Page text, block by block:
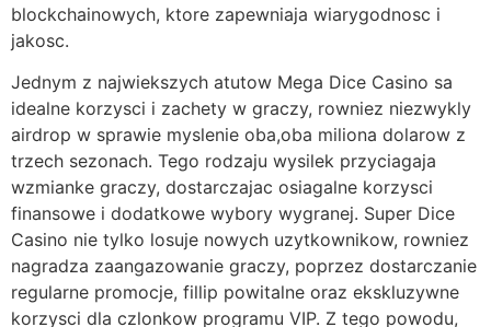
blockchainowych, ktore zapewniaja wiarygodnosc i
jakosc.
Jednym z najwiekszych atutow Mega Dice Casino sa
idealne korzysci i zachety w graczy, rowniez niezwykly
airdrop w sprawie myslenie oba,oba miliona dolarow z
trzech sezonach. Tego rodzaju wysilek przyciagaja
wzmianke graczy, dostarczajac osiagalne korzysci
finansowe i dodatkowe wybory wygranej. Super Dice
Casino nie tylko losuje nowych uzytkownikow, rowniez
nagradza zaangazowanie graczy, poprzez dostarczanie
regularne promocje, fillip powitalne oraz ekskluzywne
korzysci dla czlonkow programu VIP. Z tego powodu,